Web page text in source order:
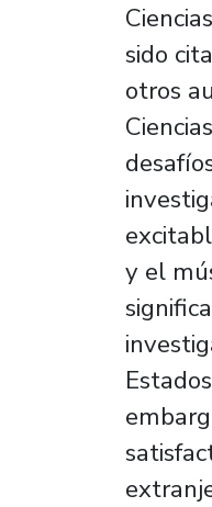
sido
otros
y el